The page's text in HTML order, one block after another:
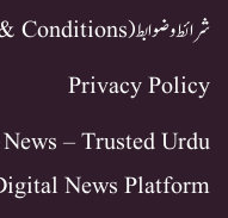
شرائط و ضوابط (Terms & Conditions)
Privacy Policy
– Trusted Urdu
News Platform